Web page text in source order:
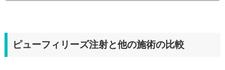
ピューフィリーズ注射と他の施術の比較